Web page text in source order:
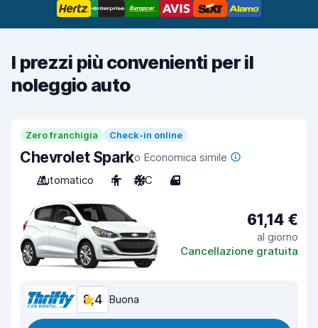
I prezzi più convenienti per il
noleggio auto
Zero franchigia Check-in online
Chevrolet Sparko Economica simile
Automatico
4 A/C 4
61,14 €
al giorno
Cancellazione gratuita
8,4 Buona